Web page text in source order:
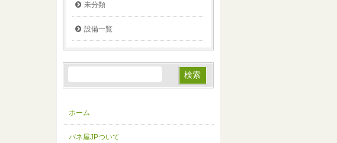
未分類
設備一覧
ホーム
バネ屋JPついて